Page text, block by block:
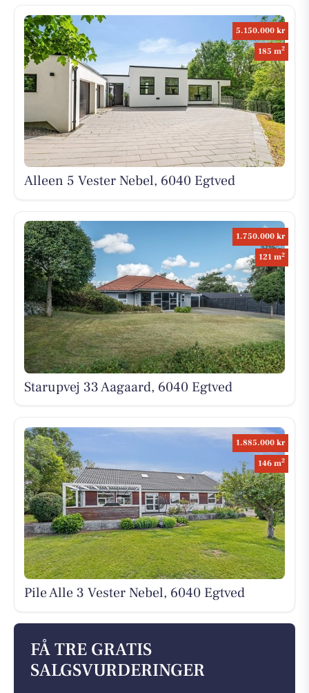
5.150.000 kr
185 m2
Alleen 5 Vester Nebel, 6040 Egtved
1.750.000 kr
121 m2
Starupvej 33 Aagaard, 6040 Egtved
1.885.000 kr
146 m2
Pile Alle 3 Vester Nebel, 6040 Egtved
FÅ TRE GRATIS
SALGSVURDERINGER